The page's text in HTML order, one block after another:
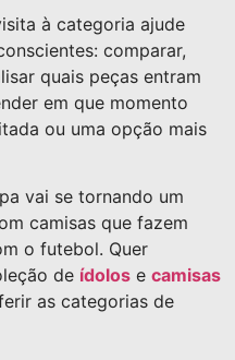
à categoria ajude
comparar,
quais peças entram
em que momento
ou uma opção mais
vai se tornando um
camisas que fazem
o futebol. Quer
de ídolos e camisas
as categorias de